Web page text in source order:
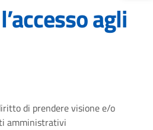
agli
di prendere visione e/o
amministrativi